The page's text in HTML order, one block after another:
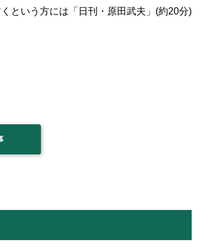
という方には「日刊・原田武夫」(約20分)